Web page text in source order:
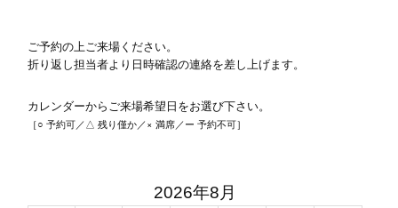
ご予約の上ご来場ください。
折り返し担当者より日時確認の連絡を差し上げます。
カレンダーからご来場希望日をお選び下さい。
［○ 予約可／△ 残り僅か／× 満席／ー 予約不可］
2026年8月